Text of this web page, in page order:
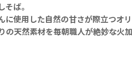
ば。
使用した自然の甘さが際立つオリ
天然素材を毎朝職人が絶妙な火